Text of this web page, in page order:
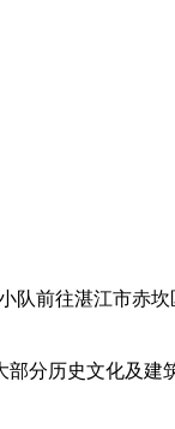
前往湛江市赤坎
分历史文化及建